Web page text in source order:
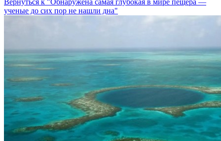
Вернуться к "Обнаружена самая глубокая в мире пещера —
ученые до сих пор не нашли дна"